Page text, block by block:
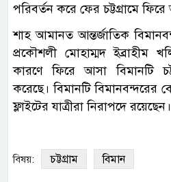
পরিবর্তন করে ফের চট্টগ্রামে
শাহ আমানত আন্তর্জাতিক
প্রকৌশলী মোহাম্মদ ইব্রাহীম
কারণে ফিরে আসা বিমানটি
করেছে। বিমানটি বিমানবন্দরের
ফ্লাইটের যাত্রীরা নিরাপদে রয়েছেন।
বিষয়: চট্টগ্রাম বিমান